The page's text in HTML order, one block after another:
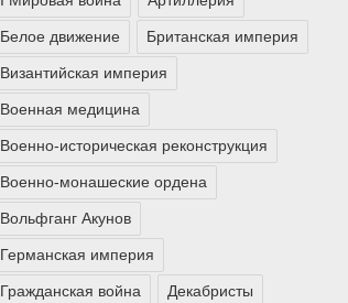
Белое движение Британская империя
Византийская империя
Военная медицина
Военно-историческая реконструкция
Военно-монашеские ордена
Вольфганг Акунов
Германская империя
Гражданская война Декабристы